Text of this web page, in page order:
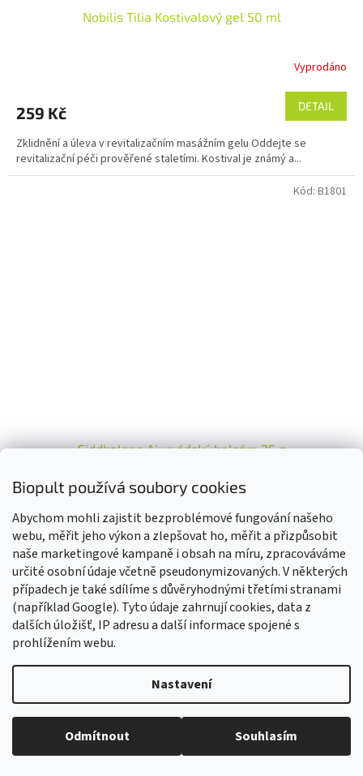
Biopult používá soubory cookies
Abychom mohli zajistit bezproblémové fungování našeho
webu, měřit jeho výkon a zlepšovat ho, měřit a přizpůsobit
naše marketingové kampaně i obsah na míru, zpracováváme
určité osobní údaje včetně pseudonymizovaných. V některých
případech je také sdílíme s důvěryhodnými třetími stranami
(například Google). Tyto údaje zahrnují cookies, data z
dalších úložišť, IP adresu a další informace spojené s
prohlížením webu.
Nastavení
Odmítnout Souhlasím
Vážení zákazníci, z důvodu čerpání dovolené budou všechny
objednávky přijaté v tomto období expedovány od 17. srpna 2026.
Děkujeme za pochopení, trpělivost i vaši přízeň. Přejeme vám krásné
Nobilis Tilia Kostivalový gel 50 ml
je
z
5
hvězdiček.
Vyprodáno
259 Kč DETAIL
Zklidnění a úleva v revitalizačním masážním gelu Oddejte se
revitalizační péči prověřené staletími. Kostival je známý a...
Siddhalepa Ajurvédský balzám 25 g
hodnocení
produktu
je
4,8
z
5
hvězdiček.
169 Kč Do košíku
Balzám používaný při nachlazení a pro úlevu od bolesti svalů a
kloubů. Siddhalepa balzám je bylinný...
Kód: B1801
Bio Kód: